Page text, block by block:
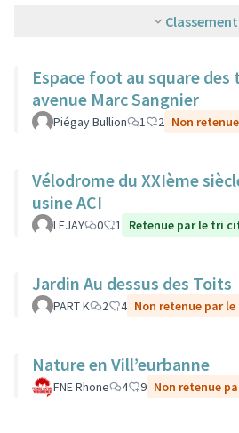
Espace foot au square
avenue Marc Sangnier
Piégay Bullion 1 2 Non
Vélodrome du XXIème
usine ACI
LEJAY 0 1 Retenue par le tri
Jardin Au dessus des Toits
PART K 2 4 Non retenue par
Nature en Vill’eurbanne
FNE Rhone 4 9 Non retenue